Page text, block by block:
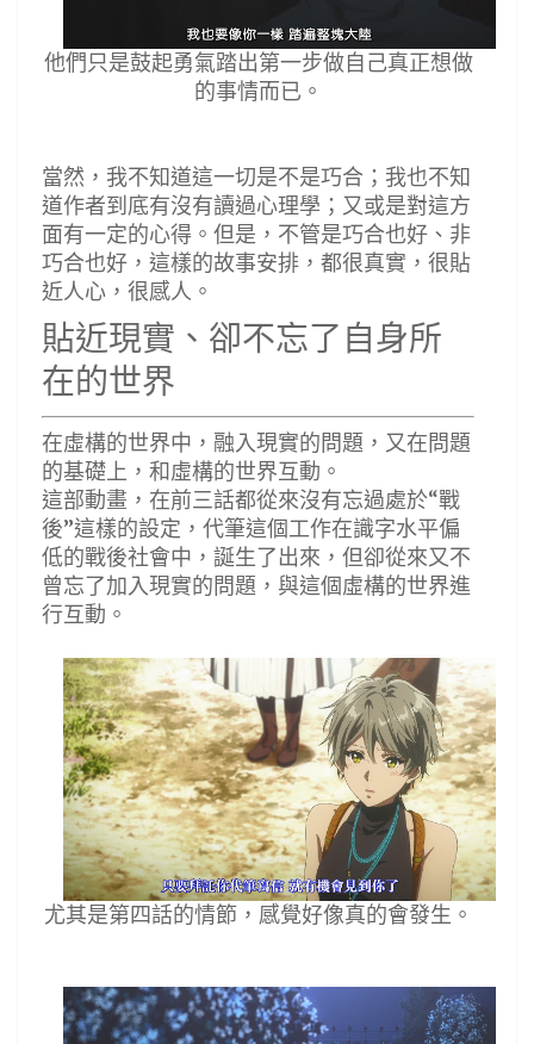
他們只是鼓起勇氣踏出第一步做自己真正想做
的事情而已。
當然，我不知道這一切是不是巧合；我也不知
道作者到底有沒有讀過心理學；又或是對這方
面有一定的心得。但是，不管是巧合也好、非
巧合也好，這樣的故事安排，都很真實，很貼
近人心，很感人。
貼近現實、卻不忘了自身所
在的世界
在虛構的世界中，融入現實的問題，又在問題
的基礎上，和虛構的世界互動。
這部動畫，在前三話都從來沒有忘過處於“戰
後”這樣的設定，代筆這個工作在識字水平偏
低的戰後社會中，誕生了出來，但卻從來又不
曾忘了加入現實的問題，與這個虛構的世界進
行互動。
尤其是第四話的情節，感覺好像真的會發生。